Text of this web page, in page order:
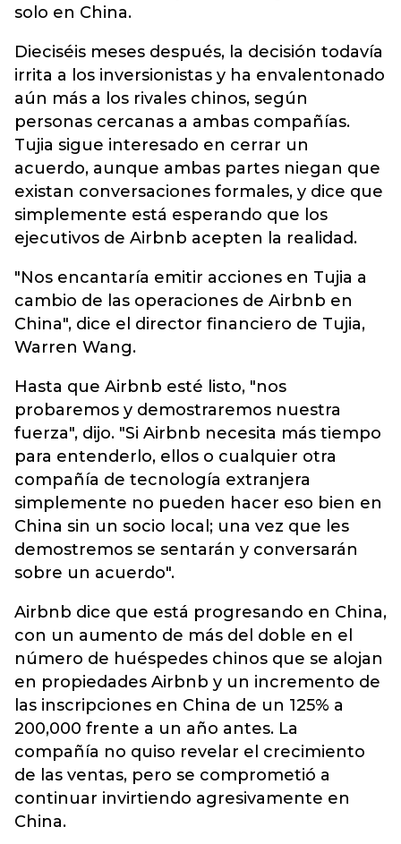
solo en China.
Dieciséis meses después, la decisión todavía
irrita a los inversionistas y ha envalentonado
aún más a los rivales chinos, según
personas cercanas a ambas compañías.
Tujia sigue interesado en cerrar un
acuerdo, aunque ambas partes niegan que
existan conversaciones formales, y dice que
simplemente está esperando que los
ejecutivos de Airbnb acepten la realidad.
"Nos encantaría emitir acciones en Tujia a
cambio de las operaciones de Airbnb en
China", dice el director financiero de Tujia,
Warren Wang.
Hasta que Airbnb esté listo, "nos
probaremos y demostraremos nuestra
fuerza", dijo. "Si Airbnb necesita más tiempo
para entenderlo, ellos o cualquier otra
compañía de tecnología extranjera
simplemente no pueden hacer eso bien en
China sin un socio local; una vez que les
demostremos se sentarán y conversarán
sobre un acuerdo".
Airbnb dice que está progresando en China,
con un aumento de más del doble en el
número de huéspedes chinos que se alojan
en propiedades Airbnb y un incremento de
las inscripciones en China de un 125% a
200,000 frente a un año antes. La
compañía no quiso revelar el crecimiento
de las ventas, pero se comprometió a
continuar invirtiendo agresivamente en
China.